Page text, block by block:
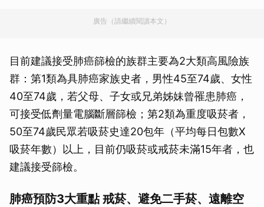
廣告（請繼續閱讀本文）
目前建議接受肺癌篩檢的族群主要為2大類高風險族
群：第1類為具肺癌家族史者，男性45至74歲、女性
40至74歲，若父母、子女或兄弟姊妹曾罹患肺癌，
可接受低劑量電腦斷層篩檢；第2類為重度吸菸者，
50至74歲民眾若吸菸史達20包年（平均每日包數X
吸菸年數）以上，目前仍吸菸或戒菸未滿15年者，也
建議接受篩檢。
肺癌預防3大重點 戒菸、避免二手菸、遠離空